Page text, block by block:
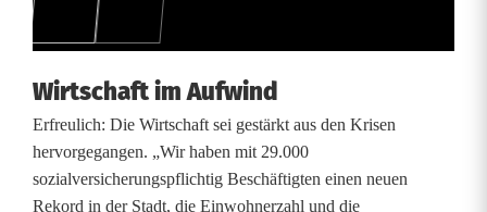
b
i
l
a
n
Wirtschaft im Aufwind
Erfreulich: Die Wirtschaft sei gestärkt aus den Krisen
hervorgegangen. „Wir haben mit 29.000
sozialversicherungspflichtig Beschäftigten einen neuen
Rekord in der Stadt, die Einwohnerzahl und die